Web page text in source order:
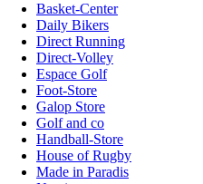
Basket-Center
Daily Bikers
Direct Running
Direct-Volley
Espace Golf
Foot-Store
Galop Store
Golf and co
Handball-Store
House of Rugby
Made in Paradis